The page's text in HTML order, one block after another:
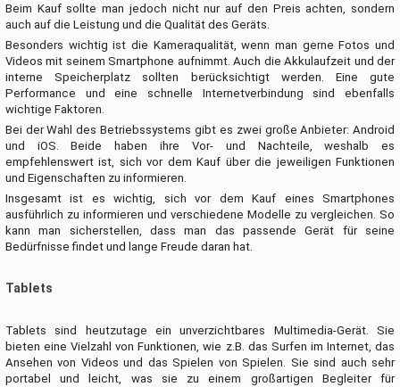
Beim Kauf sollte man jedoch nicht nur auf den Preis achten, sondern
auch auf die Leistung und die Qualität des Geräts.
Besonders wichtig ist die Kameraqualität, wenn man gerne Fotos und
Videos mit seinem Smartphone aufnimmt. Auch die Akkulaufzeit und der
interne Speicherplatz sollten berücksichtigt werden. Eine gute
Performance und eine schnelle Internetverbindung sind ebenfalls
wichtige Faktoren.
Bei der Wahl des Betriebssystems gibt es zwei große Anbieter: Android
und iOS. Beide haben ihre Vor- und Nachteile, weshalb es
empfehlenswert ist, sich vor dem Kauf über die jeweiligen Funktionen
und Eigenschaften zu informieren.
Insgesamt ist es wichtig, sich vor dem Kauf eines Smartphones
ausführlich zu informieren und verschiedene Modelle zu vergleichen. So
kann man sicherstellen, dass man das passende Gerät für seine
Bedürfnisse findet und lange Freude daran hat.
Tablets
Tablets sind heutzutage ein unverzichtbares Multimedia-Gerät. Sie
bieten eine Vielzahl von Funktionen, wie z.B. das Surfen im Internet, das
Ansehen von Videos und das Spielen von Spielen. Sie sind auch sehr
portabel und leicht, was sie zu einem großartigen Begleiter für